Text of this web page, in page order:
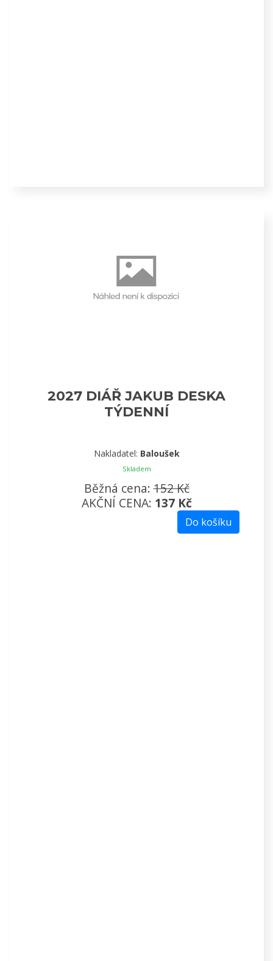
2027 DIÁŘ JAKUB DESKA
TÝDENNÍ
Nakladatel: Baloušek
Skladem
Běžná cena:152 Kč
AKČNÍ CENA: 137 Kč
Do košíku